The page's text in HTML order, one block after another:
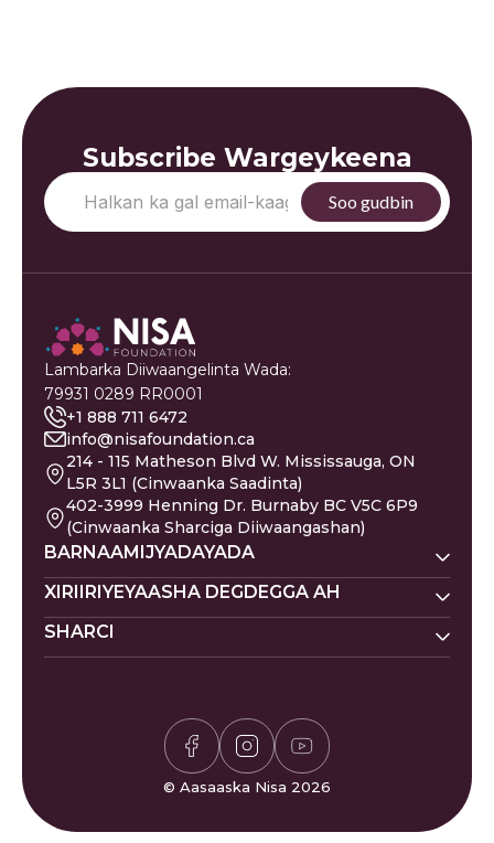
Subscribe Wargeykeena
Lambarka Diiwaangelinta Wada:
79931 0289 RR0001
+1 888 711 6472
info@nisafoundation.ca
214 - 115 Matheson Blvd W. Mississauga, ON
L5R 3L1 (Cinwaanka Saadinta)
402-3999 Henning Dr. Burnaby BC V5C 6P9
(Cinwaanka Sharciga Diiwaangashan)
BARNAAMIJYADAYADA
Nisa Homes
Nisa Khadka Caawinta
XIRIIRIYEYAASHA DEGDEGGA AH
Ku Deeq
Codsi ku Saabsan
Xisaabiyaha Sakada
Ciyaarta Sudoku
Is-xilqaan
Bogaadin & Cabashooyin
Su'aalaha Badanaa La Is
Nala Soo Xiriir
SHARCI
Siyaasadda Deeq-bixiyaha
© Aasaaska Nisa 2026